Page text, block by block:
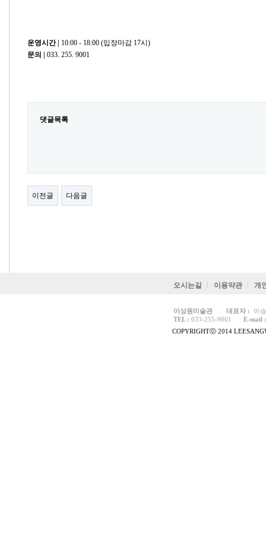
운영시간 |
10:00 - 18:00 (입장마감 17시)
문의
​033. 255. 9001
댓글목록
이전글 다음글
오시는길 이용약관 개
이상원미술관 대표자 :
이
TEL : 033-255-9001
E-mail :
COPYRIGHTⓒ 2014